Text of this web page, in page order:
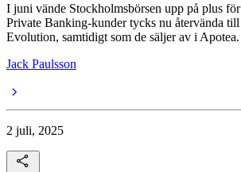
I juni vände Stockholmsbörsen upp på plus
Private Banking-kunder tycks nu återvända
Evolution, samtidigt som de säljer av i Apotea.
Jack Paulsson
2 juli, 2025